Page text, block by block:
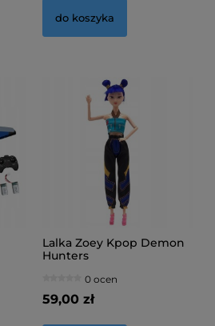
do koszyka
Lalka Zoey Kpop Demon
Hunters
0 ocen
59,00 zł